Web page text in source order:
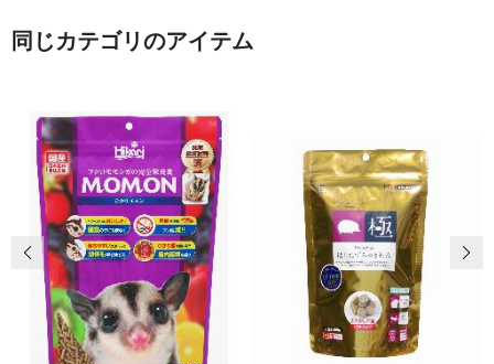
同じカテゴリのアイテム
前の画像 次